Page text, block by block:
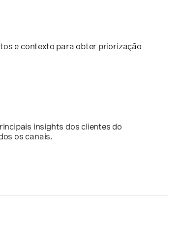
e contexto para obter priorização
insights dos clientes do
os canais.